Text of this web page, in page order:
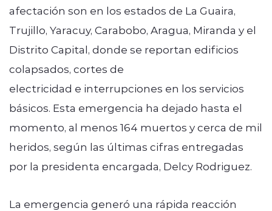
afectación son en los estados de La Guaira,
Trujillo, Yaracuy, Carabobo, Aragua, Miranda y el
Distrito Capital, donde se reportan edificios
colapsados, cortes de
electricidad e interrupciones en los servicios
básicos. Esta emergencia ha dejado hasta el
momento, al menos 164 muertos y cerca de mil
heridos, según las últimas cifras entregadas
por la presidenta encargada, Delcy Rodriguez.
La emergencia generó una rápida reacción